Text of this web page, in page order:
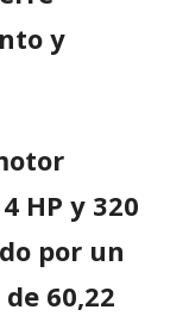
y
HP y 320
por un
60,22